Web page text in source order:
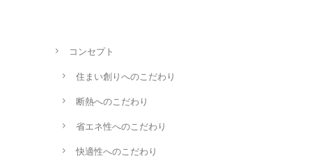
コンセプト
住まい創りへのこだわり
断熱へのこだわり
省エネ性へのこだわり
快適性へのこだわり